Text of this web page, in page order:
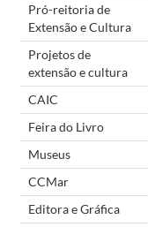
Pró-reitoria de
Extensão e Cultura
Projetos de
extensão e cultura
CAIC
Feira do Livro
Museus
CCMar
Editora e Gráfica